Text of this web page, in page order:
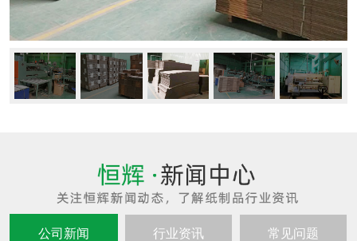
公司新闻 行业资讯 常见问题